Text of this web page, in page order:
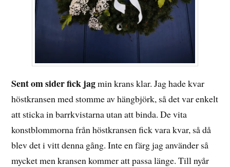
Sent om sider fick jagmin krans klar. Jag hade kvar
höstkransen med stomme av hängbjörk, så det var enkelt
att sticka in barrkvistarna utan att binda. De vita
konstblommorna från höstkransen fick vara kvar, så då
blev det i vitt denna gång. Inte en färg jag använder så
mycket men kransen kommer att passa länge. Till nyår